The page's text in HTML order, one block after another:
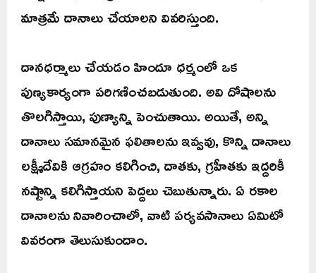
మాత్రమే దానాలు చేయాలని వివరిస్తుంది.
దానధర్మాలు చేయడం హిందూ ధర్మంలో ఒక
పుణ్యకార్యంగా పరిగణించబడుతుంది. అవి దోషాలను
తొలగిస్తాయి, పుణ్యాన్ని పెంచుతాయి. అయితే, అన్ని
దానాలు సమానమైన ఫలితాలను ఇవ్వవు, కొన్ని దానాలు
లక్ష్మీదేవికి ఆగ్రహం కలిగించి, దాతకు, గ్రహీతకు ఇద్దరికీ
నష్టాన్ని కలిగిస్తాయని పెద్దలు చెబుతున్నారు. ఏ రకాల
దానాలను నివారించాలో, వాటి పర్యవసానాలు ఏమిటో
వివరంగా తెలుసుకుందాం.